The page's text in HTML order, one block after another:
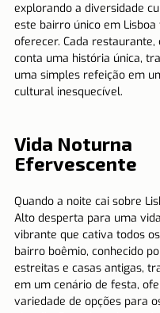
explorando a diversidade
este bairro único em Lisboa
oferecer. Cada restaurante,
conta uma história única,
uma simples refeição em
cultural inesquecível.
Vida Noturna
Efervescente
Quando a noite cai sobre
Alto desperta para uma
vibrante que cativa todos
bairro boêmio, conhecido
estreitas e casas antigas,
em um cenário de festa,
variedade de opções para